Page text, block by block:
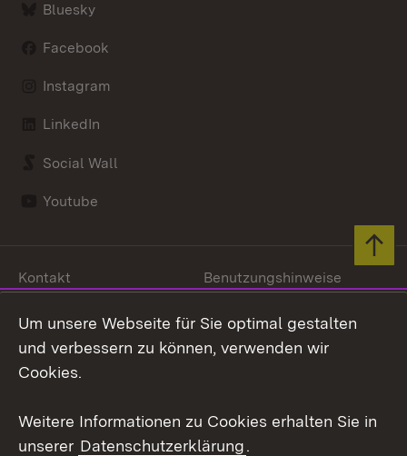
Bluesky
Facebook
Instagram
LinkedIn
Social Wall
Youtube
Link zum Landesportal
Kontakt
Benutzungshinweise
Cookies
Um unsere Webseite für Sie optimal gestalten
und verbessern zu können, verwenden wir
Cookies.
Weitere Informationen zu Cookies erhalten Sie in
unserer Datenschutzerklärung.